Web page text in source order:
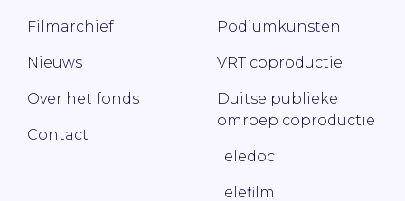
Filmarchief
Nieuws
Over het fonds
Contact
Podiumkunsten
VRT coproductie
Duitse publieke
omroep coproductie
Teledoc
Telefilm